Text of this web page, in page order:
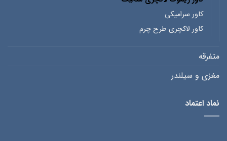
کاور سرامیکی
کاور لاکچری طرح چرم
متفرقه
مغزی و سیلندر
نماد اعتماد